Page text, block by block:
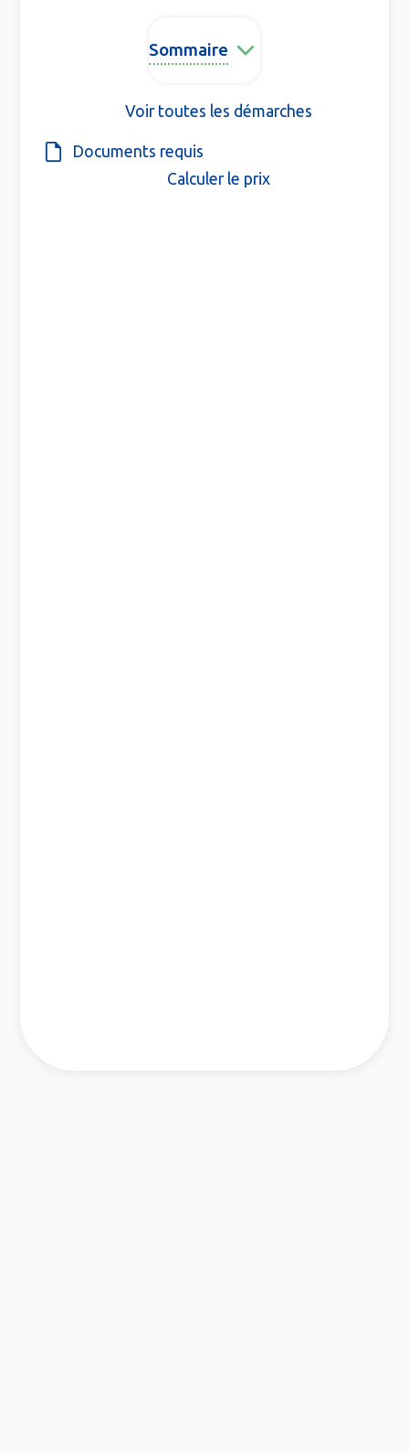
Sommaire
Voir toutes les démarches
Documents requis
Calculer le prix